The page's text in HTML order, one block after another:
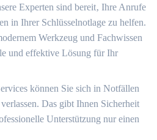
Experten sind bereit‚ Ihre Anrufe
in Ihrer Schlüsselnotlage zu helfen.​
Werkzeug und Fachwissen
und effektive Lösung für Ihr
können Sie sich in Notfällen
Das gibt Ihnen Sicherheit
Unterstützung nur einen